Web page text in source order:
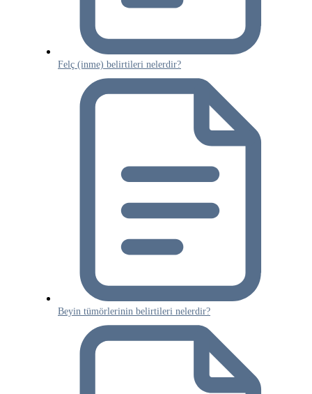
Felç (inme) belirtileri nelerdir?
Beyin tümörlerinin belirtileri nelerdir?